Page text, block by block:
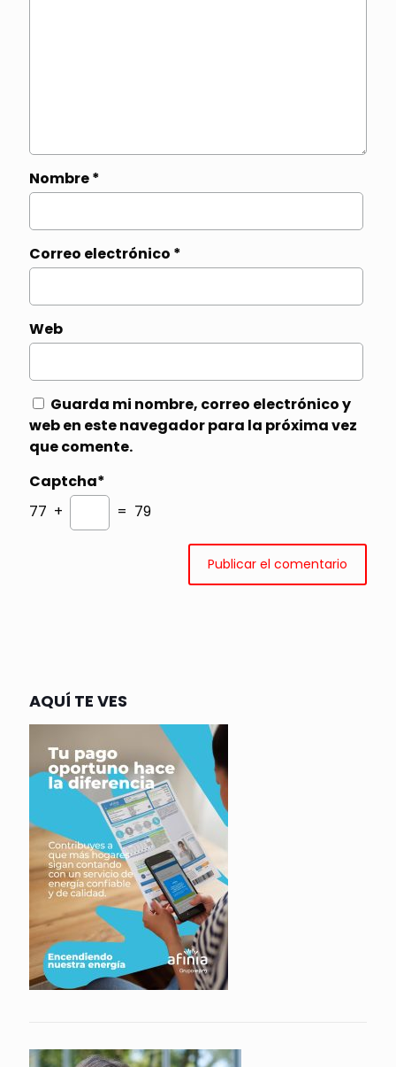
Nombre*
Correo electrónico *
Web
Guarda mi nombre, correo electrónico y
web en este navegador para la próxima vez
que comente.
Captcha*
77 +
= 79
AQUÍ TE VES